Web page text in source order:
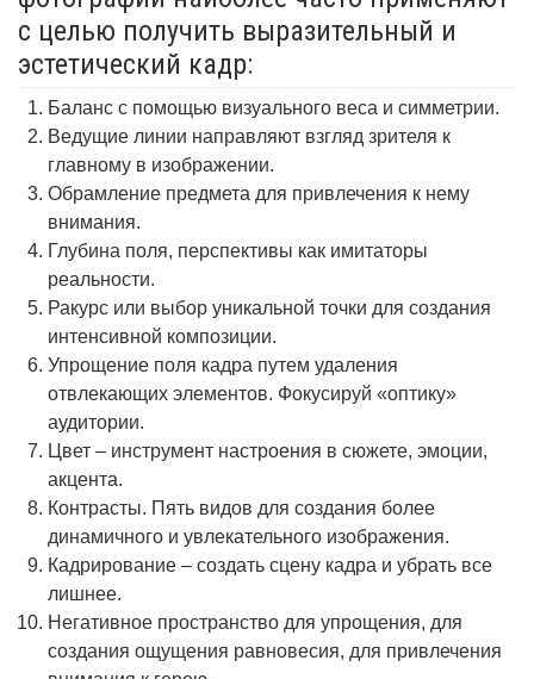
с целью получить выразительный и
эстетический кадр:
Баланс с помощью визуального веса и симметрии.
Ведущие линии направляют взгляд зрителя к
главному в изображении.
Обрамление предмета для привлечения к нему
внимания.
Глубина поля, перспективы как имитаторы
реальности.
Ракурс или выбор уникальной точки для создания
интенсивной композиции.
Упрощение поля кадра путем удаления
отвлекающих элементов. Фокусируй «оптику»
аудитории.
Цвет – инструмент настроения в сюжете, эмоции,
акцента.
Контрасты. Пять видов для создания более
динамичного и увлекательного изображения.
Кадрирование – создать сцену кадра и убрать все
лишнее.
Негативное пространство для упрощения, для
создания ощущения равновесия, для привлечения